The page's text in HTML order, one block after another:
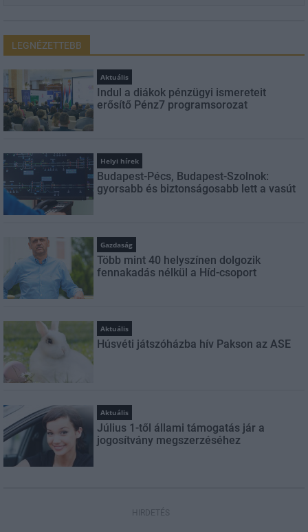
LEGNÉZETTEBB
Aktuális
Indul a diákok pénzügyi ismereteit
erősítő Pénz7 programsorozat
Helyi hírek
Budapest-Pécs, Budapest-Szolnok:
gyorsabb és biztonságosabb lett a vasút
Gazdaság
Több mint 40 helyszínen dolgozik
fennakadás nélkül a Híd-csoport
Aktuális
Húsvéti játszóházba hív Pakson az ASE
Aktuális
Július 1-től állami támogatás jár a
jogosítvány megszerzéséhez
HIRDETÉS